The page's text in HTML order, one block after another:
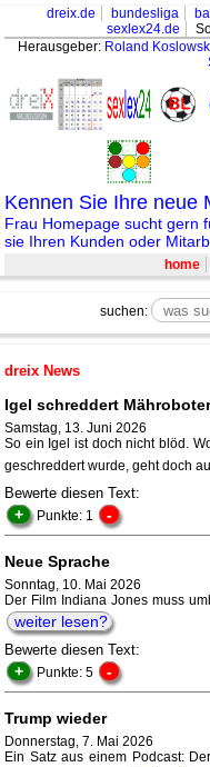
dreix.de bundesliga
sexlex24.de
Herausgeber: Roland
Kennen Sie Ihre neue
Frau Homepage sucht gern
sie Ihren Kunden oder
home
suchen:
dreix News
Igel schreddert Mähroboter
Samstag, 13. Juni 2026
So ein Igel ist doch nicht blöd.
geschreddert wurde, geht doch
Bewerte diesen Text:
+ Punkte: 1 -
Neue Sprache
Sonntag, 10. Mai 2026
Der Film Indiana Jones muss
weiter lesen?
Bewerte diesen Text:
+ Punkte: 5 -
Trump wieder
Donnerstag, 7. Mai 2026
Ein Satz aus einem Podcast: